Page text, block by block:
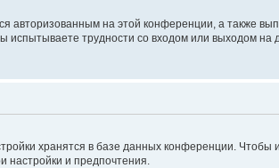
авторизованным на этой конференции, а также
испытываете трудности со входом или выходом
хранятся в базе данных конференции.
настройки и предпочтения.